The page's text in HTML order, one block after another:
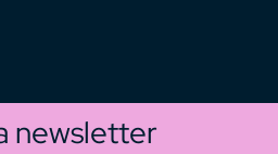
newsletter